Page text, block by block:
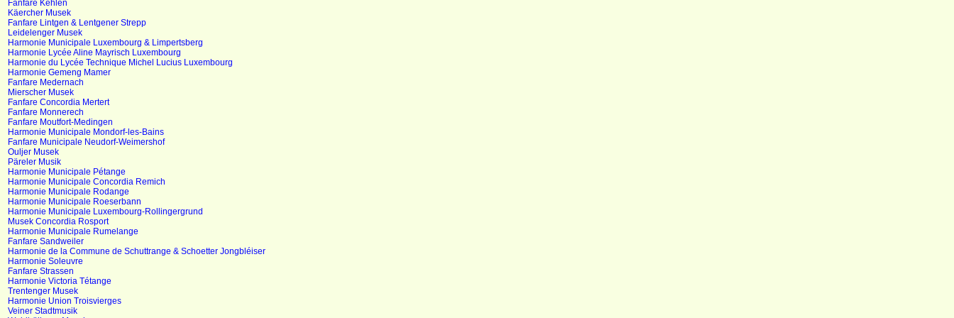
Fanfare Kehlen
Käercher Musek
Fanfare Lintgen & Lentgener Strepp
Leidelenger Musek
Harmonie Municipale Luxembourg & Limpertsberg
Harmonie Lycée Aline Mayrisch Luxembourg
Harmonie du Lycée Technique Michel Lucius Luxembourg
Harmonie Gemeng Mamer
Fanfare Medernach
Mierscher Musek
Fanfare Concordia Mertert
Fanfare Monnerech
Fanfare Moutfort-Medingen
Harmonie Municipale Mondorf-les-Bains
Fanfare Municipale Neudorf-Weimershof
Ouljer Musek
Päreler Musik
Harmonie Municipale Pétange
Harmonie Municipale Concordia Remich
Harmonie Municipale Rodange
Harmonie Municipale Roeserbann
Harmonie Municipale Luxembourg-Rollingergrund
Musek Concordia Rosport
Harmonie Municipale Rumelange
Fanfare Sandweiler
Harmonie de la Commune de Schuttrange & Schoetter Jongbléiser
Harmonie Soleuvre
Fanfare Strassen
Harmonie Victoria Tétange
Trentenger Musek
Harmonie Union Troisvierges
Veiner Stadtmusik